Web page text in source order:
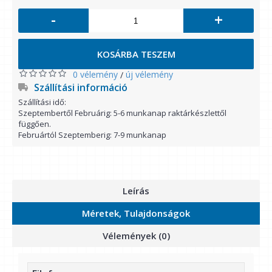
- +
KOSÁRBA TESZEM
0 vélemény / új vélemény
Szállítási információ
Szállítási idő:
Szeptembertől Februárig: 5-6 munkanap raktárkészlettől
függően.
Februártól Szeptemberig: 7-9 munkanap
Leírás
Méretek, Tulajdonságok
Vélemények (0)